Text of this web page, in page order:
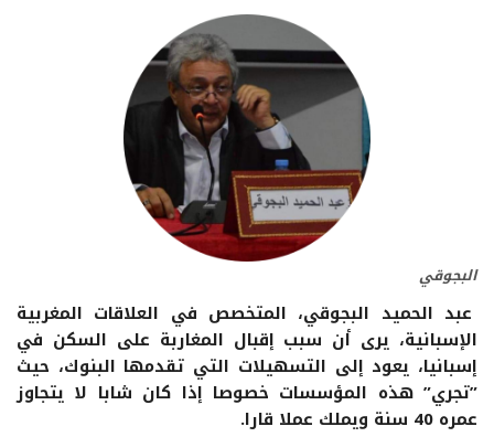
البجوقي
عبد الحميد البجوقي، المتخصص في العلاقات المغربية
الإسبانية، يرى أن سبب إقبال المغاربة على السكن في
إسبانيا، يعود إلى التسهيلات التي تقدمها البنوك، حيث
”تجري” هذه المؤسسات خصوصا إذا كان شابا لا يتجاوز
عمره 40 سنة ويملك عملا قارا.